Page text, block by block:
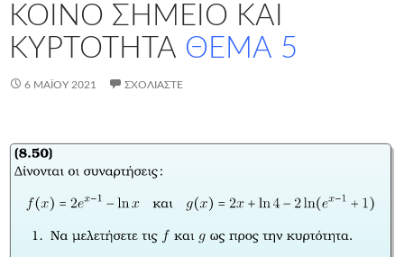
ΚΟΙΝΟ ΣΗΜΕΙΟ ΚΑΙ
ΚΥΡΤΟΤΗΤΑ ΘΕΜΑ 5
6 ΜΑΪ́ΟΥ 2021 ΣΧΟΛΙΆΣΤΕ